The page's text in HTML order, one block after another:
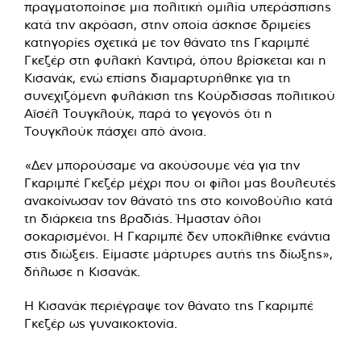
πραγματοποίησε μια πολιτική ομιλία υπεράσπισης
κατά την ακρόαση, στην οποία άσκησε δριμείες
κατηγορίες σχετικά με τον θάνατο της Γκαριμπέ
Γκεζέρ στη φυλακή Καντιρά, όπου βρίσκεται και η
Κισανάκ, ενώ επίσης διαμαρτυρήθηκε για τη
συνεχιζόμενη φυλάκιση της Κούρδισσας πολιτικού
Αϊσέλ Τουγκλούκ, παρά το γεγονός ότι η
Τουγκλούκ πάσχει από άνοια.
«Δεν μπορούσαμε να ακούσουμε νέα για την
Γκαριμπέ Γκεζέρ μέχρι που οι φίλοι μας βουλευτές
ανακοίνωσαν τον θάνατό της στο κοινοβούλιο κατά
τη διάρκεια της βραδιάς. Ήμασταν όλοι
σοκαρισμένοι. Η Γκαριμπέ δεν υποκλίθηκε ενάντια
στις διώξεις. Είμαστε μάρτυρες αυτής της δίωξης»,
δήλωσε η Κισανάκ.
Η Κισανάκ περιέγραψε τον θάνατο της Γκαριμπέ
Γκεζέρ ως γυναικοκτονία.